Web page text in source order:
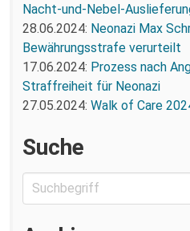
Nacht-und-Nebel-
28.06.2024: Neonazi Max
Bewährungsstrafe verurteilt
17.06.2024: Prozess nach
Straffreiheit für Neonazi
27.05.2024: Walk of Care
Suche